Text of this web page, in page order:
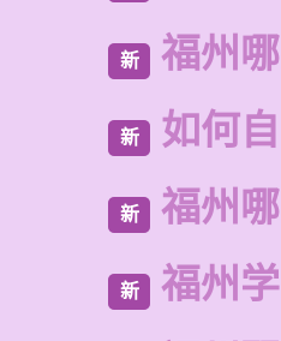
新 福州
新 如何
新 福州
新 福州